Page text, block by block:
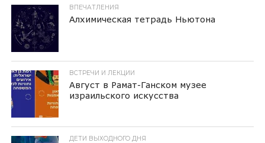
ВПЕЧАТЛЕНИЯ
Алхимическая тетрадь Ньютона
ВСТРЕЧИ И ЛЕКЦИИ
Август в Рамат-Ганском музее
израильского искусства
ДЕТИ ВЫХОДНОГО ДНЯ